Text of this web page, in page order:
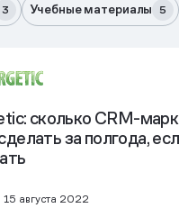
3 Учебные материалы 5
сколько CRM-
за полгода,
15 августа 2022